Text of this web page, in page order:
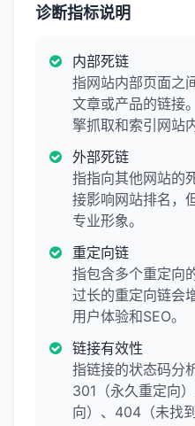
诊断指标说明
内部死链
指网站内部页面之
文章或产品的链接
擎抓取和索引网站
外部死链
指指向其他网站的
接影响网站排名，
专业形象。
重定向链
指包含多个重定向
过长的重定向链会
用户体验和SEO。
链接有效性
指链接的状态码分
301（永久重定向
向）、404（未找到